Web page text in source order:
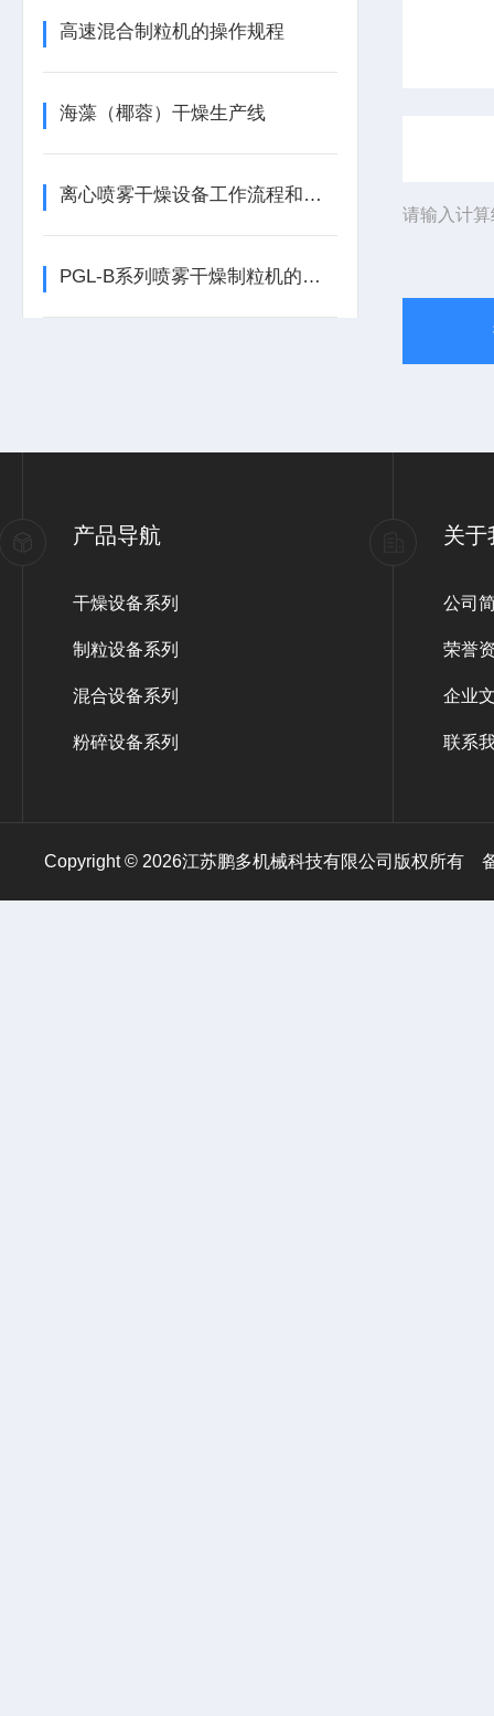
高速混合制粒机的操作规程
海藻（椰蓉）干燥生产线
离心喷雾干燥设备工作流程和维护注意事项
PGL-B系列喷雾干燥制粒机的认识
请输入计
产品导航
干燥设备系列
制粒设备系列
混合设备系列
粉碎设备系列
关于
公司
荣誉
企业
联系
Copyright © 2026江苏鹏多机械科技有限公司版权所有